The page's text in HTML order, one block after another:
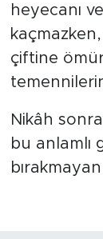
heyecanı
çiftine
Nikâh
bu anlamlı